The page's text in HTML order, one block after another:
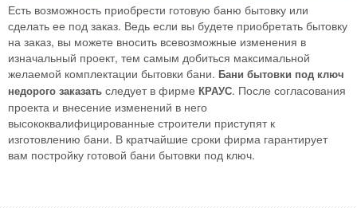
Есть возможность приобрести готовую баню бытовку или
сделать ее под заказ. Ведь если вы будете приобретать бытовку
на заказ, вы можете вносить всевозможные изменения в
изначальный проект, тем самым добиться максимальной
желаемой комплектации бытовки бани. Бани бытовки под ключ
недорого заказать следует в фирме КРАУС. После согласования
проекта и внесение изменений в него
высококвалифицированные строители приступят к
изготовлению бани. В кратчайшие сроки фирма гарантирует
вам постройку готовой бани бытовки под ключ.